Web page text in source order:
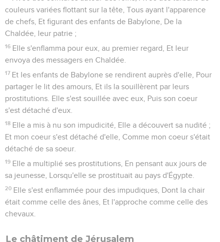
couleurs variées flottant sur la tête, Tous ayant l'apparence
de chefs, Et figurant des enfants de Babylone, De la
Chaldée, leur patrie ;
16 Elle s'enflamma pour eux, au premier regard, Et leur
envoya des messagers en Chaldée.
17 Et les enfants de Babylone se rendirent auprès d'elle, Pour
partager le lit des amours, Et ils la souillèrent par leurs
prostitutions. Elle s'est souillée avec eux, Puis son coeur
s'est détaché d'eux.
18 Elle a mis à nu son impudicité, Elle a découvert sa nudité ;
Et mon coeur s'est détaché d'elle, Comme mon coeur s'était
détaché de sa soeur.
19 Elle a multiplié ses prostitutions, En pensant aux jours de
sa jeunesse, Lorsqu'elle se prostituait au pays d'Égypte.
20 Elle s'est enflammée pour des impudiques, Dont la chair
était comme celle des ânes, Et l'approche comme celle des
chevaux.
Le châtiment de Jérusalem